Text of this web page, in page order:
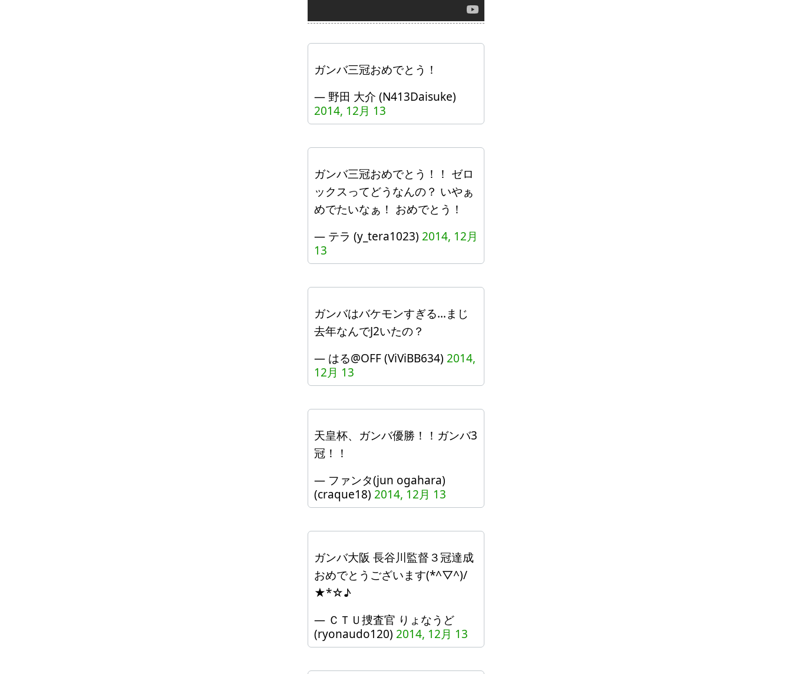
ガンバ三冠おめでとう！
— 野田 大介 (N413Daisuke)
2014, 12月 13
ガンバ三冠おめでとう！！ ゼロ
ックスってどうなんの？ いやぁ
めでたいなぁ！ おめでとう！
— テラ (y_tera1023) 2014, 12月
13
ガンバはバケモンすぎる…まじ
去年なんでJ2いたの？
— はる@OFF (ViViBB634) 2014,
12月 13
天皇杯、ガンバ優勝！！ガンバ3
冠！！
— ファンタ(jun ogahara)
(craque18) 2014, 12月 13
ガンバ大阪 長谷川監督３冠達成
おめでとうございます(*^▽^)/
★*☆♪
— ＣＴＵ捜査官 りょなうど
(ryonaudo120) 2014, 12月 13